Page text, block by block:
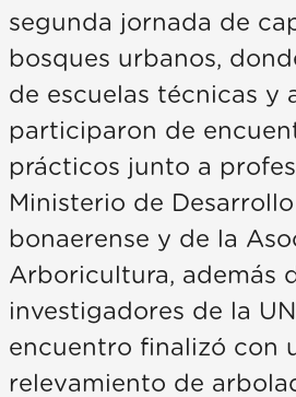
segunda jornada de
bosques urbanos,
de escuelas técnicas y
participaron de
prácticos junto a
Ministerio de
bonaerense y de la
Arboricultura, además
investigadores de la
encuentro finalizó con
relevamiento de